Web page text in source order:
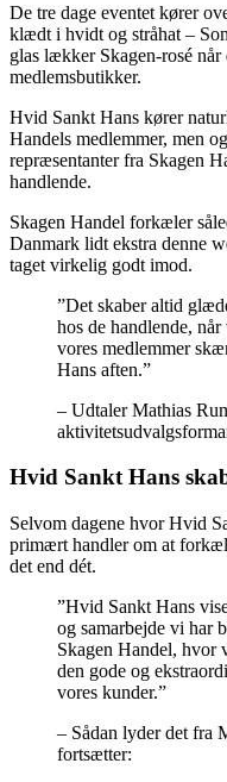
De tre dage eventet kører
klædt i hvidt og stråhat –
glas lækker Skagen-rosé
medlemsbutikker.
Hvid Sankt Hans kører
Handels medlemmer, men
repræsentanter fra Skagen
handlende.
Skagen Handel forkæler
Danmark lidt ekstra denne
taget virkelig godt imod.
”Det skaber altid
hos de handlende,
vores medlemmer
Hans aften.”
– Udtaler Mathias
Hvid Sankt Hans
Selvom dagene hvor Hvid
primært handler om at
det end dét.
”Hvid Sankt Hans
og samarbejde vi har
Skagen Handel, hvor
den gode og
vores kunder.”
– Sådan lyder det fra
fortsætter: